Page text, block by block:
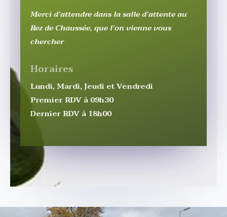
Merci d’attendre dans la salle d’attente au
Rez de Chaussée, que l’on vienne vous
chercher
Horaires
Lundi, Mardi, Jeudi et Vendredi
Premier RDV à 09h30
Dernier RDV à 18h00